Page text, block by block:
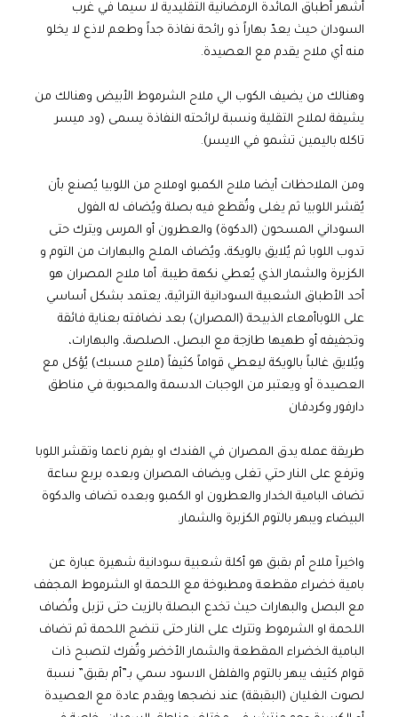
أشهر أطباق المائدة الرمضانية التقليدية لا سيما في غرب
السودان حيث يعدّ بهاراً ذو رائحة نفاذة جداً وطعم لاذع لا يخلو
منه أي ملاح يقدم مع العصيدة.
وهنالك من يضيف الكوب الي ملاح الشرموط الأبيض وهنالك من
يشيفة لملاح التقلية ونسبة لرائحته النفاذة يسمى (ود ميسر
تاكله باليمين تشمو في الايسر).
ومن الملاحظات أيضا ملاح الكمبو اوملاح من اللوبيا يُصنع بأن
يُقشر اللوبيا ثم يغلى وتُقطع فيه بصلة ويُضاف له الفول
السوداني المسحون (الدكوة) والعطرون أو المرس ويترك حتى
تدوب اللوبا ثم يُلايق بالويكة، ويُضاف الملح والبهارات من التوم و
الكزبرة والشمار الذي يُعطي نكهة طيبة. أما ملاح المصران هو
أحد الأطباق الشعبية السودانية التراثية، يعتمد بشكل أساسي
على اللوباأمعاء الذبيحة (المصران) بعد نضافته بعناية فائقة
وتجفيفه أو طهيها طازجة مع البصل، الصلصة، والبهارات،
ويُلايق غالباً بالويكة ليعطي قواماً كثيفاً (ملاح مسبك) يُؤكل مع
العصيدة أو ويعتبر من الوجبات الدسمة والمحبوبة في مناطق
دارفور وكردفان
طريقة عمله يدق المصران في الفندك او يفرم ناعما وتقشر اللوبا
وترفع على النار حتي تغلى ويضاف المصران وبعده بربع ساعة
تضاف البامية الخدار والعطرون او الكمبو وبعده تضاف والدكوة
البيضاء ويبهر بالتوم الكزبرة والشمار.
واخيرآ ملاح أم بقبق هو أكلة شعبية سودانية شهيرة عبارة عن
بامية خضراء مقطعة ومطبوخة مع اللحمة او الشرموط المجفف
مع البصل والبهارات حيث تخدع البصلة بالزيت حتى تزبل وتُضاف
اللحمة او الشرموط وتترك على النار حتى تنضج اللحمة ثم تضاف
البامية الخضراء المقطعة والشمار الأخضر وتُفرك لتصبح ذات
قوام كثيف يبهر بالتوم والفلفل الاسود سمي بـ”أم بقبق” نسبة
لصوت الغليان (البقبقة) عند نضجها ويقدم عادة مع العصيدة